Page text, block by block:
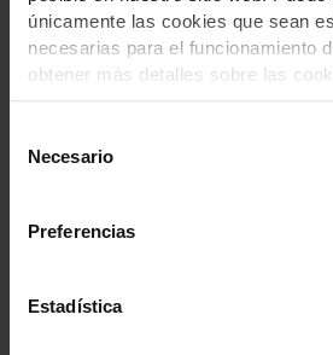
únicamente las cookies que sean
necesarias para el funcionamiento
obtener más detalles sobre las
dominiomilestonesys.com junto
. Respecto a las
de Google Analytics para
momento.
Necesario
Preferencias
Estadística
Twenty Minutes for
Excellence - Enhancing
Public Safety with
Inglés
Solutions & AI Analytics: